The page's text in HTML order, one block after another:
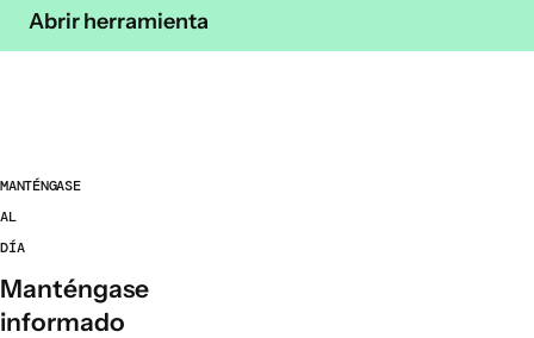
Abrir herramienta
MANTÉNGASE
AL
DÍA
Manténgase
informado